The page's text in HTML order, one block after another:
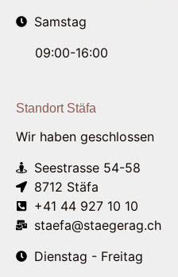
Samstag
09:00-16:00
Standort Stäfa
Wir haben geschlossen
Seestrasse 54-58
8712 Stäfa
+41 44 927 10 10
staefa@staegerag.ch
Dienstag - Freitag